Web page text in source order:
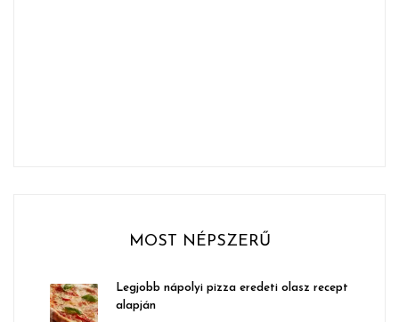
MOST NÉPSZERŰ
Legjobb nápolyi pizza eredeti olasz recept
alapján